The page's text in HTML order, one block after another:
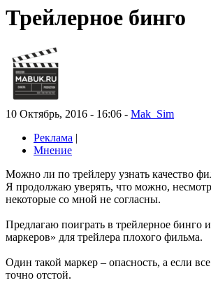
Трейлерное бинго
10 Октябрь, 2016 - 16:06 - Mak_Sim
Реклама |
Мнение
Можно ли по трейлеру узнать качество
Я продолжаю уверять, что можно,
некоторые со мной не согласны.
Предлагаю поиграть в трейлерное бинго
маркеров» для трейлера плохого фильма.
Один такой маркер – опасность, а если
точно отстой.